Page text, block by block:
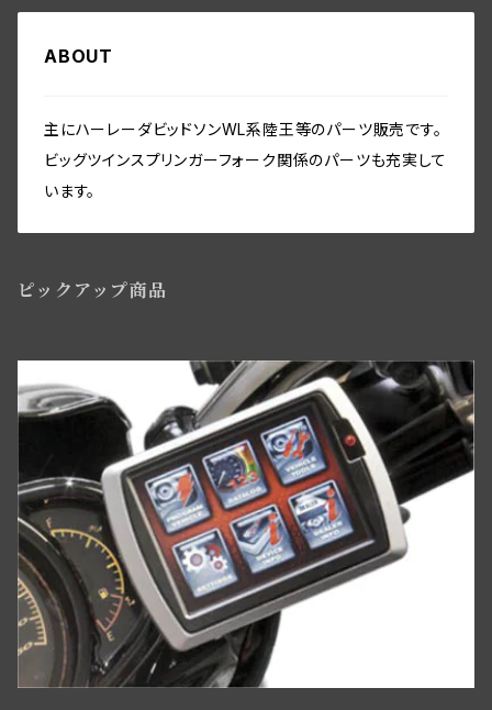
インストゥルメントパネル・スイッチ関係
ハンドルバースイッチ・リレー関係
アマチュア関係(ジェネレーター)
ディストリビューター
ワイアリングキット,オリジナル仕様,綿被覆
ビックツイン トランスミッションパーツ
ビッグツイン トランスミッションパーツ
セーフティーガード関係
ライドコントロール・ショックアブソーバー関係
ウインドシールド・レッグシールド関係
サイドスタンド関係
ライドコントロール,ショックアブソーバー
ヘッドベアリング・ステアリングダンパー
サドルバッグ
オイルパイプ・ガスバルブ・ガスパイプ関係
ホイール／リム関係
リアアクスル関係
リアブレーキパーツ
ニューフロントブレーキBT／WLC・ダブルカムスタイル
スプリンガーフォーク用ディスクブレーキ
フロントブレーキパーツWLC／ビッグツイン用
タイヤ・チューブ関係
リアブレーキパーツ ビックツイン
リアアスクル関係
スピードメーター関係
ミリタリー装備関係
ツールボックス関係
スクリュー・ナット・ワッシャー
パーツリスト・テクニカルマニュアル
ミリタリー装備
スクリュー/ナット/ワッシャー
シート・サドルバック
シートポスト関係
ソロサドルシート関係
フォーク・フレーム
ライドコントロール,ショックアブソーバー
Handlebar-controls
Washer-Cotterpin
ABOUT
主にハーレーダビッドソンWL系陸王等のパーツ販売です。
ビッグツインスプリンガーフォーク関係のパーツも充実して
います。
ピックアップ商品